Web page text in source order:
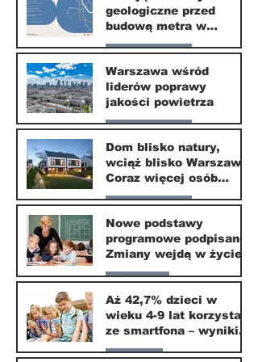
30 mar
geologiczne przed
budową metra w
Wilanowie
Nasze miasto
24 mar
Warszawa wśród
liderów poprawy
jakości powietrza
Nasze miasto
24 mar
Dom blisko natury,
wciąż blisko Warszawy.
Coraz więcej osób
wybiera ten kierunek
Nasze miasto
20 mar
Nowe podstawy
programowe podpisane.
Zmiany wejdą w życie
od września 2026
Edukacja
16 mar
Aż 42,7% dzieci w
wieku 4-9 lat korzysta
ze smartfona – wyniki
badania Krajowego
Parents